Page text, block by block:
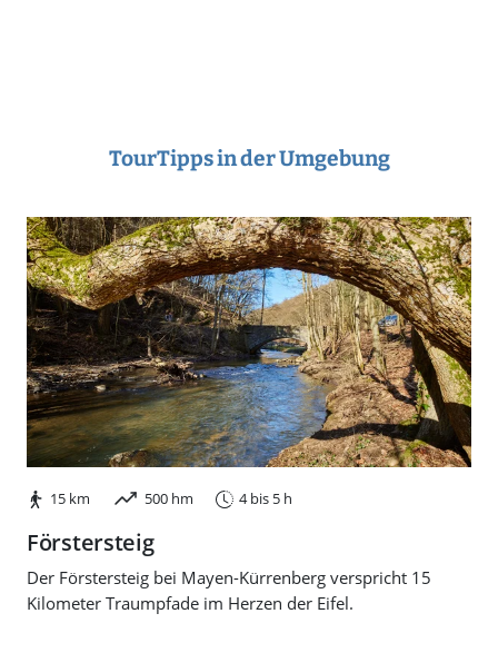
TourTipps in der Umgebung
15 km 500 hm 4 bis 5 h
Förstersteig
Der Förstersteig bei Mayen-Kürrenberg verspricht 15
Kilometer Traumpfade im Herzen der Eifel.